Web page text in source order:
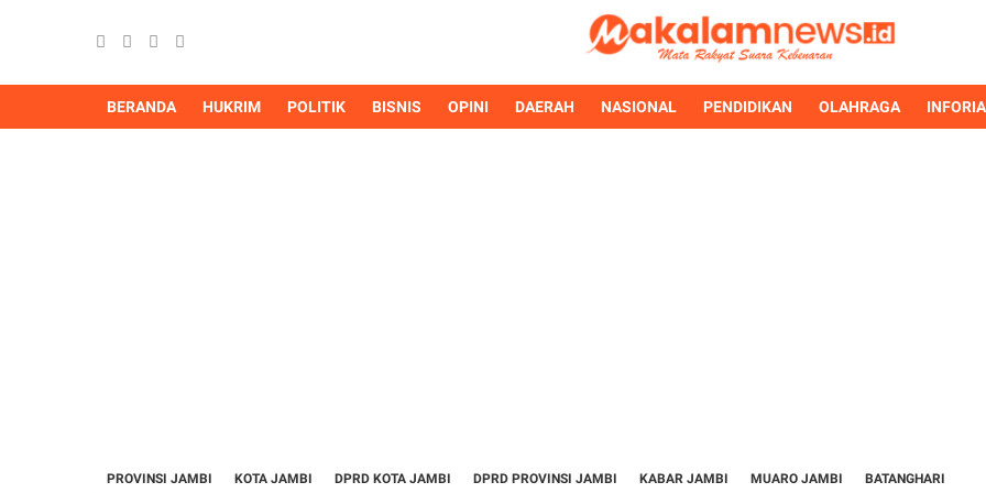
BERANDA HUKRIM POLITIK BISNIS OPINI DAERAH NASIONAL PENDIDIKAN OLAHRAGA
PROVINSI JAMBI KOTA JAMBI DPRD KOTA JAMBI DPRD PROVINSI JAMBI KABAR JAMBI MUARO JAMBI BATANGHARI